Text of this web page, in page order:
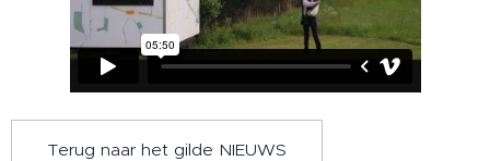
Terug naar het gilde NIEUWS